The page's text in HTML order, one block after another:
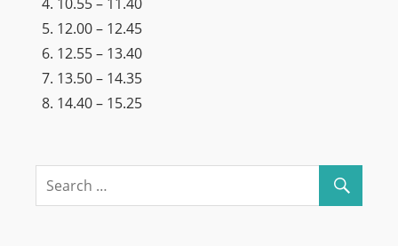
10.55 – 11.40
12.00 – 12.45
12.55 – 13.40
13.50 – 14.35
14.40 – 15.25